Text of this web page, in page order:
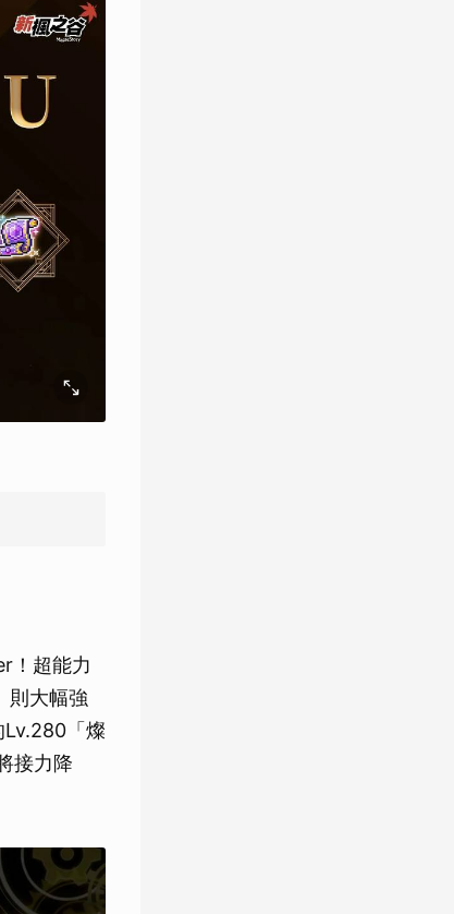
！超能力
則大幅強
Lv.280「燦
接力降